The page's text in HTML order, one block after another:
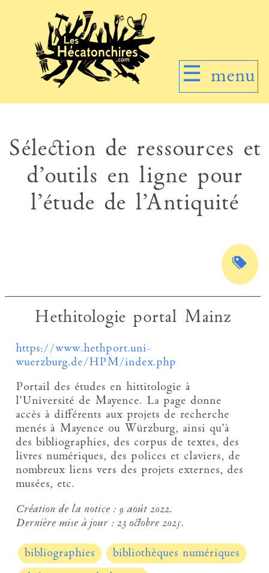
☰ menu
Sélection de ressources et
d’outils en ligne pour
l’étude de l’Antiquité
Hethitologie portal Mainz
https://www.hethport.uni-
wuerzburg.de/HPM/index.php
Portail des études en hittitologie à
l’Université de Mayence. La page donne
accès à différents aux projets de recherche
menés à Mayence ou Würzburg, ainsi qu’à
des bibliographies, des corpus de textes, des
livres numériques, des polices et claviers, de
nombreux liens vers des projets externes, des
musées, etc.
Création de la notice : 9 août 2022.
Dernière mise à jour :23 octobre 2025.
bibliographies
bibliothèques numériques